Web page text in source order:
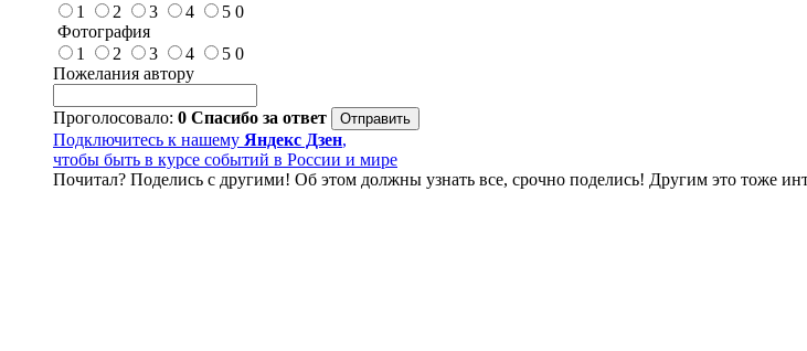
1
2 3 4 5 0
Фотография
1
2 3 4 5 0
Пожелания автору
Проголосовало: 0 Спасибо за ответ
Подключитесь к нашему Яндекс Дзен,
чтобы быть в курсе событий в России и мире
Почитал? Поделись с другими! Об этом должны узнать все, срочно поделись! Другим это тоже